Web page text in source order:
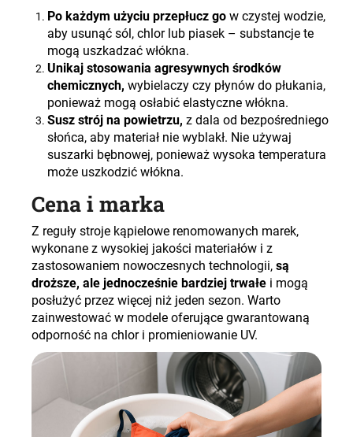
Po każdym użyciu przepłucz go w czystej wodzie,
aby usunąć sól, chlor lub piasek – substancje te
mogą uszkadzać włókna.
Unikaj stosowania agresywnych środków
chemicznych, wybielaczy czy płynów do płukania,
ponieważ mogą osłabić elastyczne włókna.
Susz strój na powietrzu, z dala od bezpośredniego
słońca, aby materiał nie wyblakł. Nie używaj
suszarki bębnowej, ponieważ wysoka temperatura
może uszkodzić włókna.
Cena i marka
Z reguły stroje kąpielowe renomowanych marek,
wykonane z wysokiej jakości materiałów i z
zastosowaniem nowoczesnych technologii, są
droższe, ale jednocześnie bardziej trwałe i mogą
posłużyć przez więcej niż jeden sezon. Warto
zainwestować w modele oferujące gwarantowaną
odporność na chlor i promieniowanie UV.